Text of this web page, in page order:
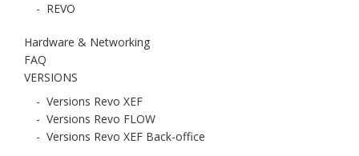
- REVO
Hardware & Networking
FAQ
VERSIONS
- Versions Revo XEF
- Versions Revo FLOW
- Versions Revo XEF Back-office